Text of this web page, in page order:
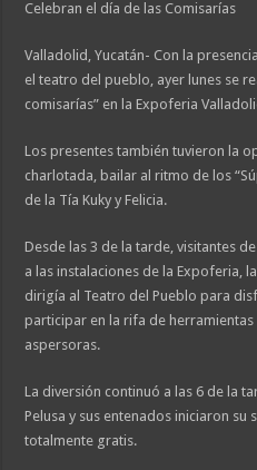
Celebran el día de las Comisarías
Valladolid, Yucatán- Con la
el teatro del pueblo, ayer lunes se
comisarías” en la Expoferia
Los presentes también tuvieron la
charlotada, bailar al ritmo de los
de la Tía Kuky y Felicia.
Desde las 3 de la tarde, visitantes
a las instalaciones de la Expoferia,
dirigía al Teatro del Pueblo para
participar en la rifa de
aspersoras.
La diversión continuó a las 6 de la
Pelusa y sus entenados iniciaron
totalmente gratis.